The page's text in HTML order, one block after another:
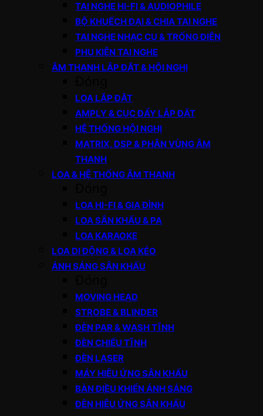
TAI NGHE HI-FI & AUDIOPHILE
BỘ KHUẾCH ĐẠI & CHIA TAI NGHE
TAI NGHE NHẠC CỤ & TRỐNG ĐIỆN
PHỤ KIỆN TAI NGHE
ÂM THANH LẮP ĐẶT & HỘI NGHỊ
LOA LẮP ĐẶT
AMPLY & CỤC ĐẨY LẮP ĐẶT
HỆ THỐNG HỘI NGHỊ
MATRIX, DSP & PHÂN VÙNG ÂM
THANH
LOA & HỆ THỐNG ÂM THANH
LOA HI-FI & GIA ĐÌNH
LOA SÂN KHẤU & PA
LOA KARAOKE
LOA DI ĐỘNG & LOA KÉO
ÁNH SÁNG SÂN KHẤU
MOVING HEAD
STROBE & BLINDER
ĐÈN PAR & WASH TĨNH
ĐÈN CHIẾU TĨNH
ĐÈN LASER
MÁY HIỆU ỨNG SÂN KHẤU
BÀN ĐIỀU KHIỂN ÁNH SÁNG
ĐÈN HIỆU ỨNG SÂN KHẤU